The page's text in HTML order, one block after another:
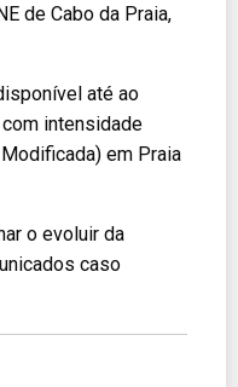
de Cabo da Praia,
até ao
intensidade
em Praia
o evoluir da
caso